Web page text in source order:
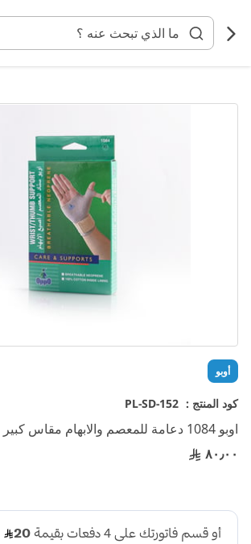
المحتوى
أوبو
كود المنتج : PL-SD-152
اوبو 1084 دعامة للمعصم والابهام مقاس كبير جدا
٨٠٫٠٠
انتقل
تخطي
إلى
بداية
معرض
الصور